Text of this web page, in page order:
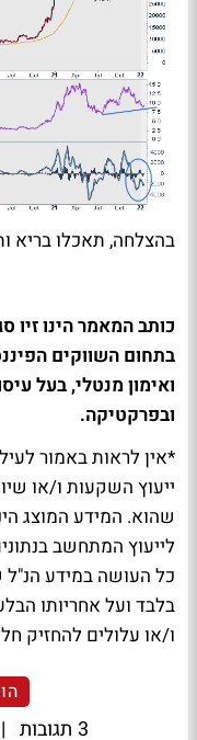
בהצלחה, תאכלו בריא
כותב המאמר הינו זיו
בתחום השווקים
ואימון מנטלי, בעל
ובפרקטיקה.
*אין לראות באמור
ייעוץ השקעות ו/או
שהוא. המידע המוצג
לייעוץ המתחשב
כל העושה במידע
בלבד ועל אחריותו
ו/או עלולים להחזיק
3 תגובות |